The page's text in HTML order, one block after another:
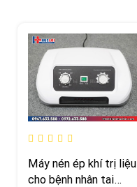
Máy nén ép khí trị liệu
cho bệnh nhân tai